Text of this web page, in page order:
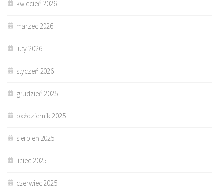
kwiecień 2026
marzec 2026
luty 2026
styczeń 2026
grudzień 2025
październik 2025
sierpień 2025
lipiec 2025
czerwiec 2025